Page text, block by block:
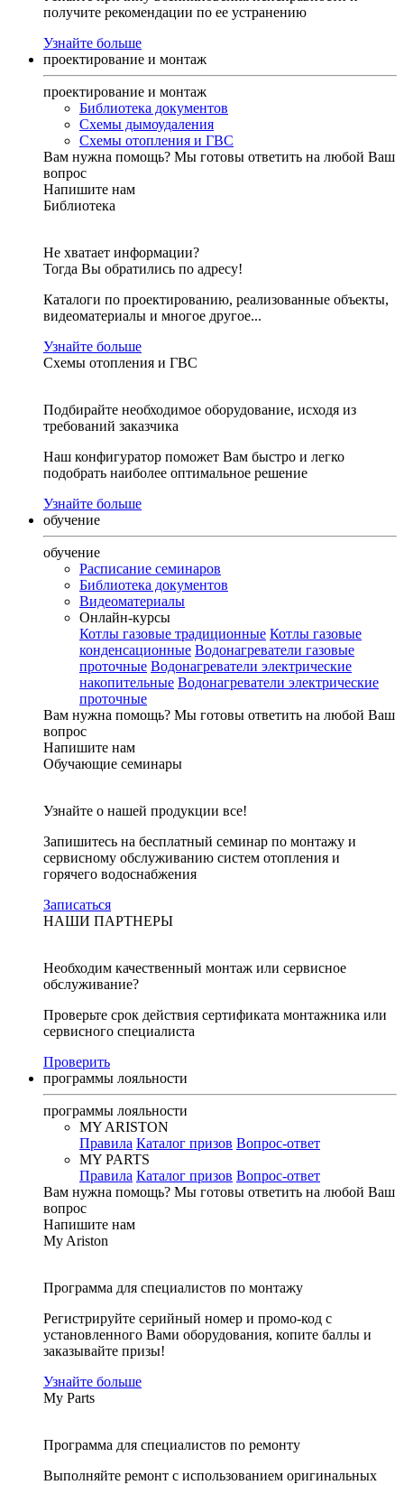
получите рекомендации по ее устранению
Узнайте больше
проектирование и монтаж
проектирование и монтаж
Библиотека документов
Схемы дымоудаления
Схемы отопления и ГВС
Вам нужна помощь? Мы готовы ответить на любой Ваш
вопрос
Напишите нам
Библиотека
Не хватает информации?
Тогда Вы обратились по адресу!
Каталоги по проектированию, реализованные объекты,
видеоматериалы и многое другое...
Узнайте больше
Схемы отопления и ГВС
Подбирайте необходимое оборудование, исходя из
требований заказчика
Наш конфигуратор поможет Вам быстро и легко
подобрать наиболее оптимальное решение
Узнайте больше
обучение
обучение
Расписание семинаров
Библиотека документов
Видеоматериалы
Онлайн-курсы
Котлы газовые традиционные Котлы газовые
конденсационные Водонагреватели газовые
проточные Водонагреватели электрические
накопительные Водонагреватели электрические
проточные
Вам нужна помощь? Мы готовы ответить на любой Ваш
вопрос
Напишите нам
Обучающие семинары
Узнайте о нашей продукции все!
Запишитесь на бесплатный семинар по монтажу и
сервисному обслуживанию систем отопления и
горячего водоснабжения
Записаться
НАШИ ПАРТНЕРЫ
Необходим качественный монтаж или сервисное
обслуживание?
Проверьте срок действия сертификата монтажника или
сервисного специалиста
Проверить
программы лояльности
программы лояльности
MY ARISTON
Правила Каталог призов Вопрос-ответ
MY PARTS
Правила Каталог призов Вопрос-ответ
Вам нужна помощь? Мы готовы ответить на любой Ваш
вопрос
Напишите нам
My Ariston
Программа для специалистов по монтажу
Регистрируйте серийный номер и промо-код с
установленного Вами оборудования, копите баллы и
заказывайте призы!
Узнайте больше
My Parts
Программа для специалистов по ремонту
Выполняйте ремонт с использованием оригинальных